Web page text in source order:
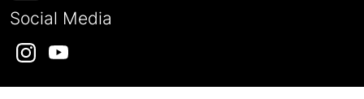
Social Media
InstagramYouTube